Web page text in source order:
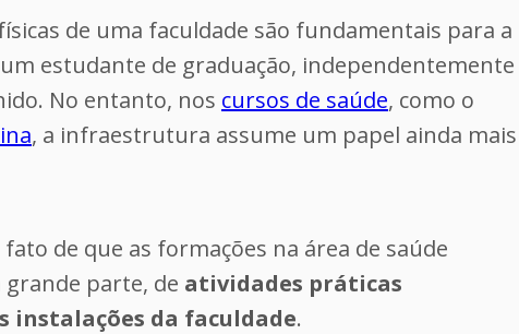
de uma faculdade são fundamentais para a
estudante de graduação, independentemente
No entanto, nos cursos de saúde, como o
, a infraestrutura assume um papel ainda mais
fato de que as formações na área de saúde
parte, de atividades práticas
instalações da faculdade.